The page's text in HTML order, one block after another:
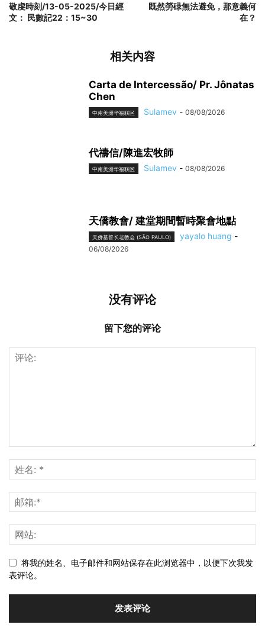
敬虔時刻/13-05-2025/今日經
文： 民數記22：15~30
既然勞碌無法避免，那意義何
在？
相关内容
Carta de Intercessão/ Pr. Jônatas
Chen
中南美洲华福联区 Sulamev - 08/08/2026
代禱信/陳進宏牧師
中南美洲华福联区 Sulamev - 08/08/2026
天僑教會/ 建堂期間暫時聚會地點
天侨基督长老教会 (SÃO PAULO) yayalo huang -
06/08/2026
没有评论
留下您的评论
将我的姓名、电子邮件和网站保存在此浏览器中，以便下次我发
表评论。